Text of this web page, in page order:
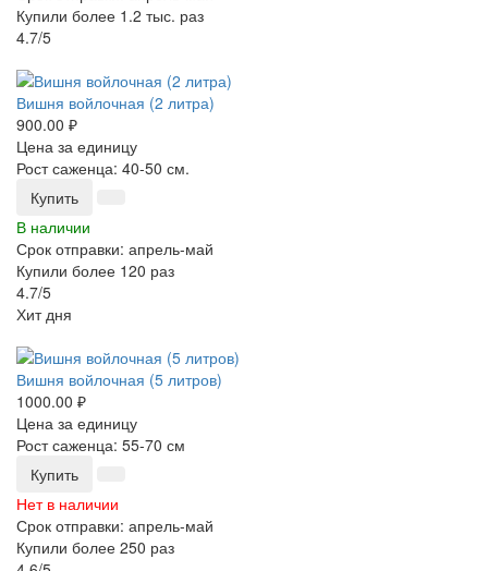
Купили более 1.2 тыс. раз
4.7/5
Вишня войлочная (2 литра)
900.00 ₽
Цена за единицу
Рост саженца: 40-50 см.
Купить
В наличии
Срок отправки: апрель-май
Купили более 120 раз
4.7/5
Хит дня
Вишня войлочная (5 литров)
1000.00 ₽
Цена за единицу
Рост саженца: 55-70 см
Купить
Нет в наличии
Срок отправки: апрель-май
Купили более 250 раз